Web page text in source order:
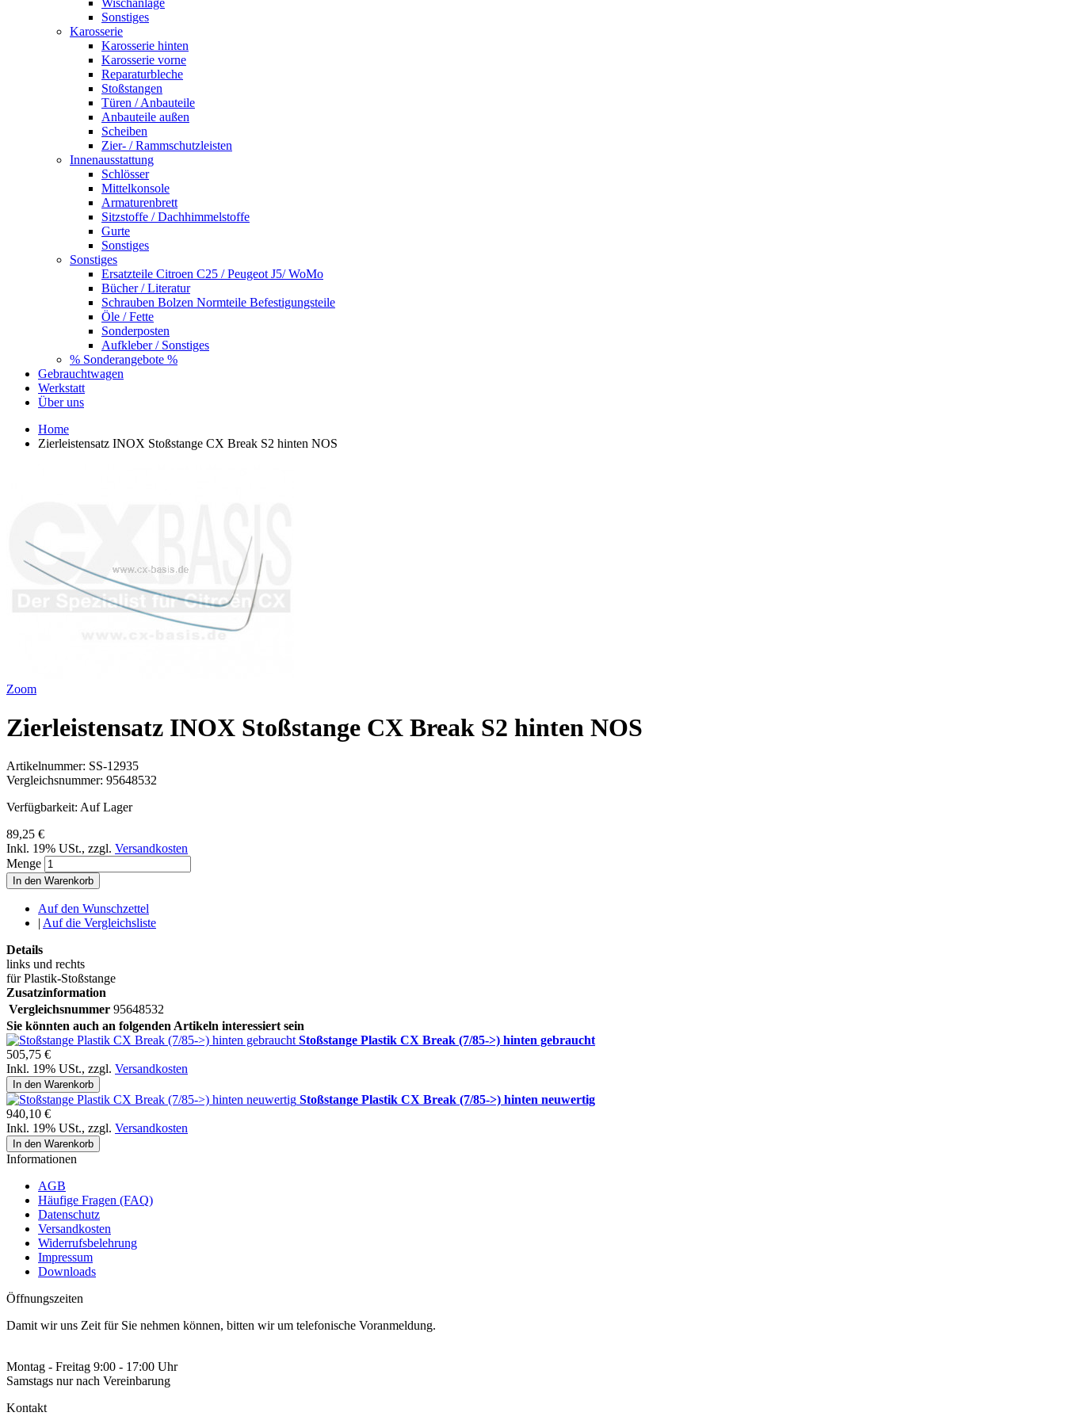
Sonstiges
Karosserie
Karosserie hinten
Karosserie vorne
Reparaturbleche
Stoßstangen
Türen / Anbauteile
Anbauteile außen
Scheiben
Zier- / Rammschutzleisten
Innenausstattung
Schlösser
Mittelkonsole
Armaturenbrett
Sitzstoffe / Dachhimmelstoffe
Gurte
Sonstiges
Sonstiges
Ersatzteile Citroen C25 / Peugeot J5/ WoMo
Bücher / Literatur
Schrauben Bolzen Normteile Befestigungsteile
Öle / Fette
Sonderposten
Aufkleber / Sonstiges
% Sonderangebote %
Gebrauchtwagen
Werkstatt
Über uns
Home
Zierleistensatz INOX Stoßstange CX Break S2 hinten NOS
Zoom
Zierleistensatz INOX Stoßstange CX Break S2 hinten NOS
Artikelnummer: SS-12935
Vergleichsnummer: 95648532
Verfügbarkeit: Auf Lager
89,25 €
Inkl. 19% USt., zzgl. Versandkosten
Menge
In den Warenkorb
Auf den Wunschzettel
| Auf die Vergleichsliste
Details
links und rechts
für Plastik-Stoßstange
Zusatzinformation
Vergleichsnummer 95648532
Sie könnten auch an folgenden Artikeln interessiert sein
Stoßstange Plastik CX Break (7/85->) hinten gebraucht
505,75 €
Inkl. 19% USt., zzgl. Versandkosten
In den Warenkorb
Stoßstange Plastik CX Break (7/85->) hinten neuwertig
940,10 €
Inkl. 19% USt., zzgl. Versandkosten
In den Warenkorb
Informationen
AGB
Häufige Fragen (FAQ)
Datenschutz
Versandkosten
Widerrufsbelehrung
Impressum
Downloads
Öffnungszeiten
Damit wir uns Zeit für Sie nehmen können, bitten wir um telefonische Voranmeldung.
Montag - Freitag 9:00 - 17:00 Uhr
Samstags nur nach Vereinbarung
Kontakt